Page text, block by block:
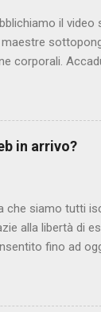
il video
maestre
corporali.
5 "Forum" si
fare luce sulla
LEGGI IL
in arrivo?
che siamo tutti
alla libertà di
fino ad
rispediti al
avrebbe